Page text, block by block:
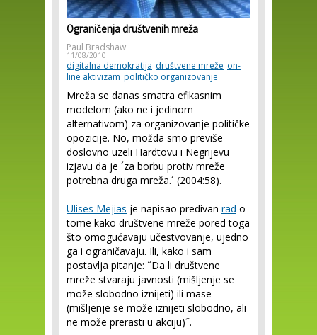
Ograničenja društvenih mreža
Paul Bradshaw
11/08/2010
digitalna demokratija društvene mreže on-
line aktivizam političko organizovanje
Mreža se danas smatra efikasnim
modelom (ako ne i jedinom
alternativom) za organizovanje političke
opozicije. No, možda smo previše
doslovno uzeli Hardtovu i Negrijevu
izjavu da je ´za borbu protiv mreže
potrebna druga mreža.´ (2004:58).
Ulises Mejias je napisao predivan rad o
tome kako društvene mreže pored toga
što omogućavaju učestvovanje, ujedno
ga i ograničavaju. Ili, kako i sam
postavlja pitanje: ˝Da li društvene
mreže stvaraju javnosti (mišljenje se
može slobodno iznijeti) ili mase
(mišljenje se može iznijeti slobodno, ali
ne može prerasti u akciju)˝.